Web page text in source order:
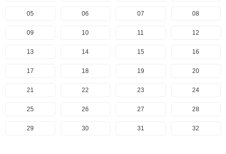
05 06 07 08
09 10 11 12
13 14 15 16
17 18 19 20
21 22 23 24
25 26 27 28
29 30 31 32